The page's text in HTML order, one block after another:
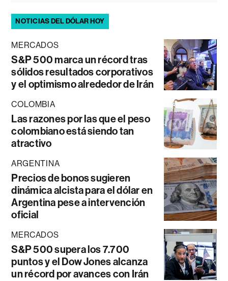
NOTICIAS DEL DÓLAR HOY
MERCADOS
S&P 500 marca un récord tras
sólidos resultados corporativos
y el optimismo alrededor de Irán
COLOMBIA
Las razones por las que el peso
colombiano está siendo tan
atractivo
ARGENTINA
Precios de bonos sugieren
dinámica alcista para el dólar en
Argentina pese a intervención
oficial
MERCADOS
S&P 500 supera los 7.700
puntos y el Dow Jones alcanza
un récord por avances con Irán